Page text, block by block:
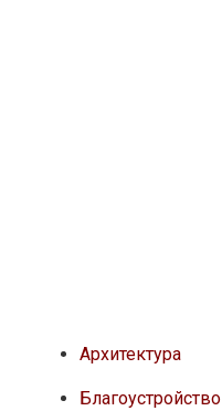
Архитектура
Благоустройство